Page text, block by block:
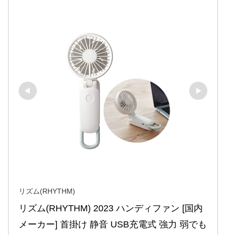
リズム(RHYTHM)
リズム(RHYTHM) 2023 ハンディファン [国内
メーカー] 首掛け 静音 USB充電式 強力 弱でも